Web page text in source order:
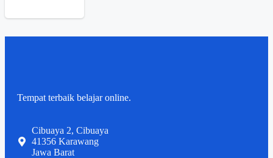
Tempat terbaik belajar online.
Cibuaya 2, Cibuaya
41356 Karawang
Jawa Barat